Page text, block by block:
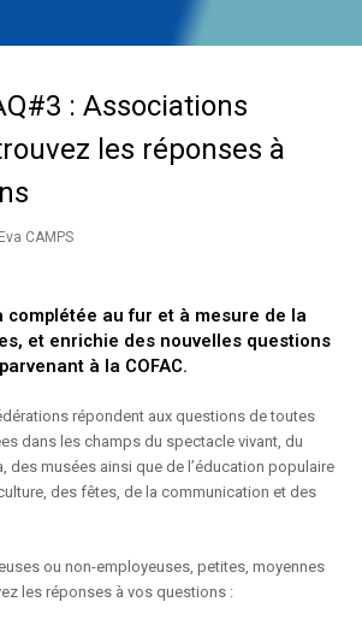
: Associations
les réponses à
Eva CAMPS
complétée au fur et à mesure de la
et enrichie des nouvelles questions
parvenant à la COFAC.
répondent aux questions de toutes
dans les champs du spectacle vivant, du
des musées ainsi que de l’éducation populaire
des fêtes, de la communication et des
ou non-employeuses, petites, moyennes
les réponses à vos questions :